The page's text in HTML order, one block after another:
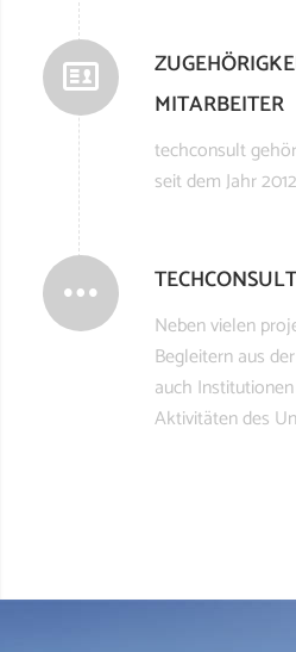
MITARBEITER
techconsult
seit dem Jahr
Neben vielen
Begleitern aus
auch
Aktivitäten des